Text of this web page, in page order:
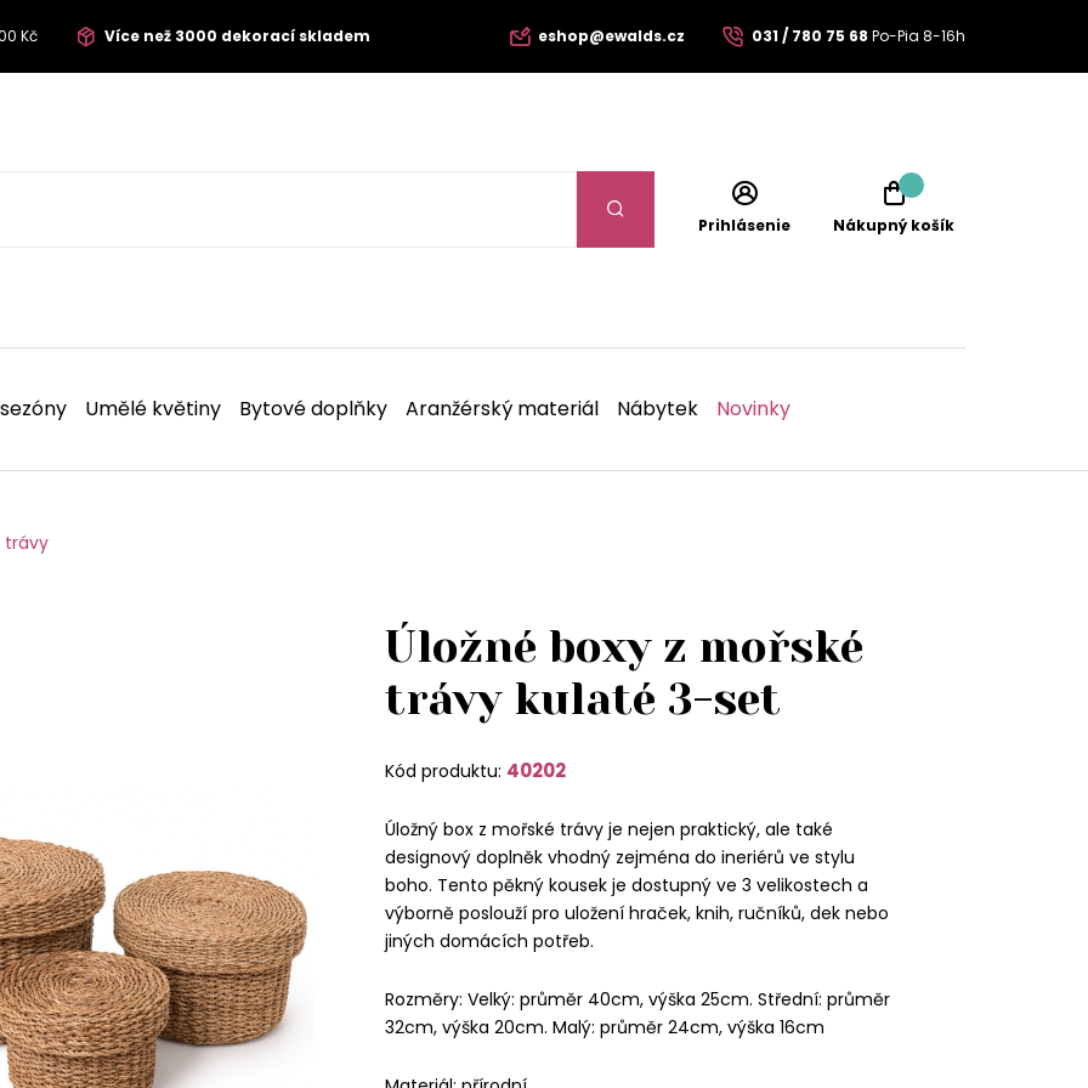
Kč Více než 3000 dekorací skladem eshop@ewalds.cz 031 / 780 75 68 Po-Pia 8-16h
Prihlásenie Nákupný košík
Umělé květiny Bytové doplňky Aranžérský materiál Nábytek Novinky
trávy
Úložné boxy z mořské
trávy kulaté 3-set
Kód produktu: 40202
Úložný box z mořské trávy je nejen praktický, ale také
designový doplněk vhodný zejména do ineriérů ve stylu
boho. Tento pěkný kousek je dostupný ve 3 velikostech a
výborně poslouží pro uložení hraček, knih, ručníků, dek nebo
jiných domácích potřeb.
Rozměry: Velký: průměr 40cm, výška 25cm. Střední: průměr
32cm, výška 20cm. Malý: průměr 24cm, výška 16cm